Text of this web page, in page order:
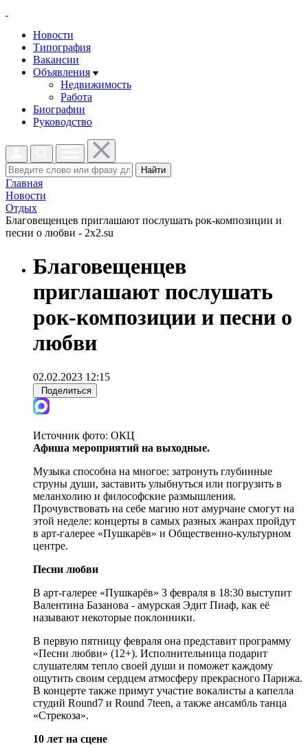
Новости
Типография
Вакансии
Объявления
Недвижимость
Работа
Биографии
Руководство
Найти
Главная
Новости
Отдых
Благовещенцев приглашают послушать рок-композиции и
песни о любви - 2x2.su
Благовещенцев
приглашают послушать
рок-композиции и песни о
любви
02.02.2023 12:15
Поделиться
Источник фото: ОКЦ
Афиша мероприятий на выходные.
Музыка способна на многое: затронуть глубинные
струны души, заставить улыбнуться или погрузить в
меланхолию и философские размышления.
Прочувствовать на себе магию нот амурчане смогут на
этой неделе: концерты в самых разных жанрах пройдут
в арт-галерее «Пушкарёв» и Общественно-культурном
центре.
Песни любви
В арт-галерее «Пушкарёв» 3 февраля в 18:30 выступит
Валентина Базанова - амурская Эдит Пиаф, как её
называют некоторые поклонники.
В первую пятницу февраля она представит программу
«Песни любви» (12+). Исполнительница подарит
слушателям тепло своей души и поможет каждому
ощутить своим сердцем атмосферу прекрасного Парижа.
В концерте также примут участие вокалисты а капелла
студий Round7 и Round 7teen, а также ансамбль танца
«Стрекоза».
10 лет на сцене